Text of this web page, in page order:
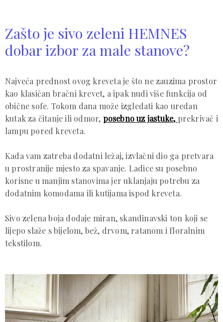
Zašto je sivo zeleni HEMNES
dobar izbor za male stanove?
Najveća prednost ovog kreveta je što ne zauzima prostor
kao klasičan bračni krevet, a ipak nudi više funkcija od
obične sofe. Tokom dana može izgledati kao uredan
kutak za čitanje ili odmor, posebno uz jastuke, prekrivač i
lampu pored kreveta.
Kada vam zatreba dodatni ležaj, izvlačni dio ga pretvara
u prostranije mjesto za spavanje. Ladice su posebno
korisne u manjim stanovima jer uklanjaju potrebu za
dodatnim komodama ili kutijama ispod kreveta.
Sivo zelena boja dodaje miran, skandinavski ton koji se
lijepo slaže s bijelom, bež, drvom, ratanom i floralnim
tekstilom.